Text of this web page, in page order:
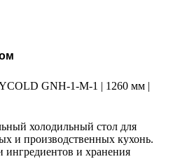
GNH-1-M-1 | 1260 мм |
холодильный стол для
и производственных кухонь.
ингредиентов и хранения